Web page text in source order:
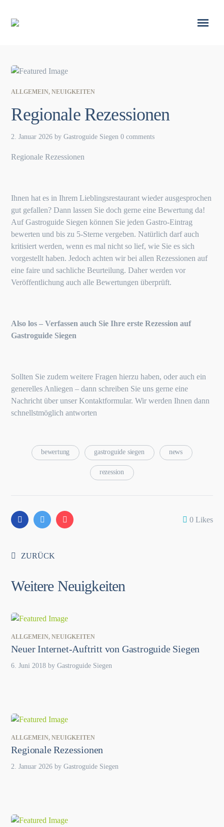
ALLGEMEIN,NEUIGKEITEN
Regionale Rezessionen
2. Januar 2026 byGastroguide Siegen 0 comments
Regionale Rezessionen
Ihnen hat es in Ihrem Lieblingsrestaurant wieder ausgesprochen
gut gefallen? Dann lassen Sie doch gerne eine Bewertung da!
Auf Gastroguide Siegen können Sie jeden Gastro-Eintrag
bewerten und bis zu 5-Sterne vergeben. Natürlich darf auch
kritisiert werden, wenn es mal nicht so lief, wie Sie es sich
vorgestellt haben. Jedoch achten wir bei allen Rezessionen auf
eine faire und sachliche Beurteilung. Daher werden vor
Veröffentlichung auch alle Bewertungen überprüft.
Also los – Verfassen auch Sie Ihre erste Rezession auf
Gastroguide Siegen
Sollten Sie zudem weitere Fragen hierzu haben, oder auch ein
generelles Anliegen – dann schreiben Sie uns gerne eine
Nachricht über unser Kontaktformular. Wir werden Ihnen dann
schnellstmöglich antworten
bewertung gastroguide siegen news
rezession
0 Likes
ZURÜCK
Weitere Neuigkeiten
ALLGEMEIN,NEUIGKEITEN
Neuer Internet-Auftritt von Gastroguide Siegen
6. Juni 2018 byGastroguide Siegen
ALLGEMEIN,NEUIGKEITEN
Regionale Rezessionen
2. Januar 2026 byGastroguide Siegen